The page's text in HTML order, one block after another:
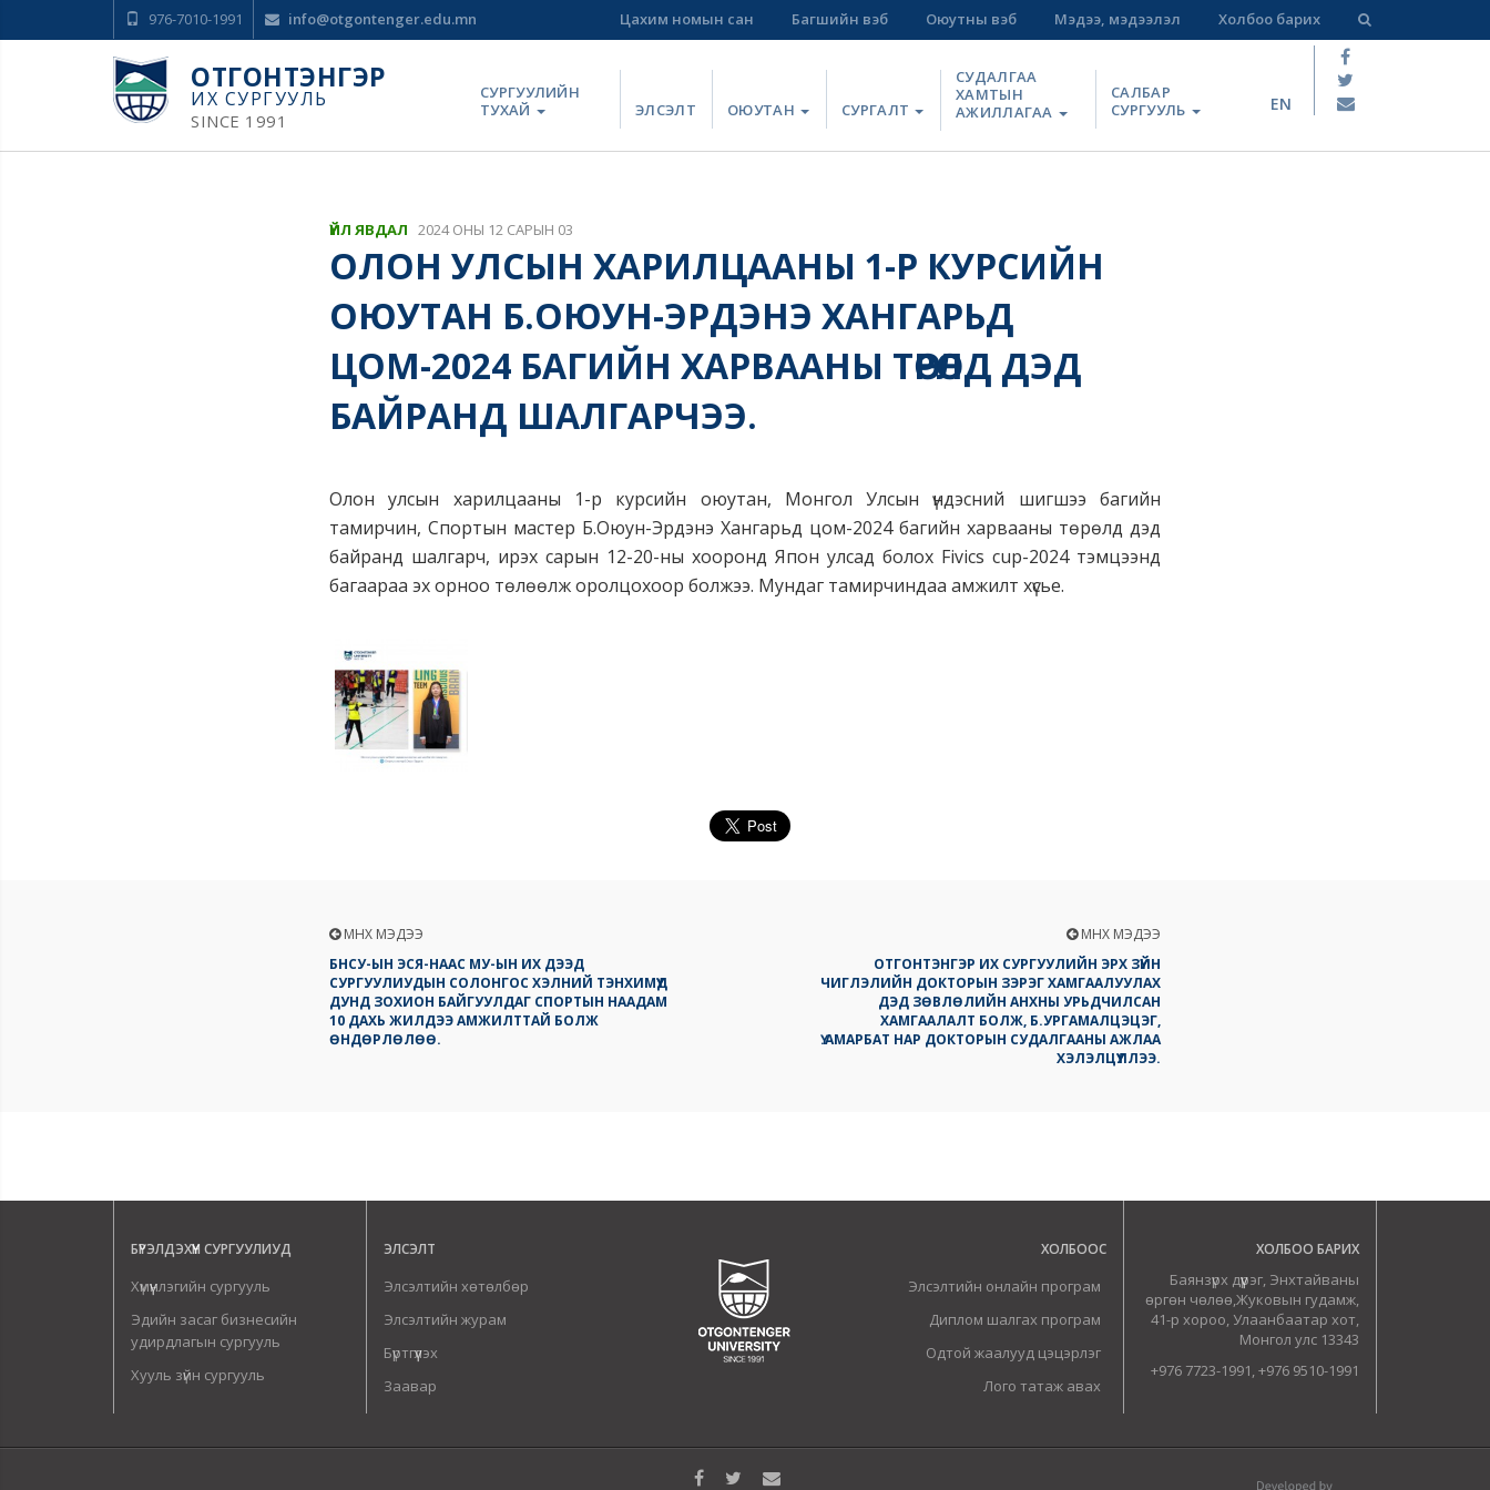
976-7010-1991 info@otgontenger.edu.mn Цахим номын сан Багшийн вэб Оюутны вэб Мэдээ, мэдээлэл Холбоо барих
ОТГОНТЭНГЭР
ИХ СУРГУУЛЬ
SINCE 1991
СУРГУУЛИЙН
ТУХАЙ
ЭЛСЭЛТ ОЮУТАН СУРГАЛТ
СУДАЛГАА
ХАМТЫН
АЖИЛЛАГАА
САЛБАР
СУРГУУЛЬ
EN
ҮЙЛ ЯВДАЛ 2024 ОНЫ 12 САРЫН 03
ОЛОН УЛСЫН ХАРИЛЦААНЫ 1-Р КУРСИЙН
ОЮУТАН Б.ОЮУН-ЭРДЭНЭ ХАНГАРЬД
ЦОМ-2024 БАГИЙН ХАРВААНЫ ТӨРӨЛД ДЭД
БАЙРАНД ШАЛГАРЧЭЭ.
Олон улсын харилцааны 1-р курсийн оюутан, Монгол Улсын үндэсний шигшээ багийн
тамирчин, Спортын мастер Б.Оюун-Эрдэнэ Хангарьд цом-2024 багийн харвааны төрөлд дэд
байранд шалгарч, ирэх сарын 12-20-ны хооронд Япон улсад болох Fivics cup-2024 тэмцээнд
багаараа эх орноо төлөөлж оролцохоор болжээ. Мундаг тамирчиндаа амжилт хүсье.
ӨМНӨХ МЭДЭЭ
БНСУ-ЫН ЭСЯ-НААС МУ-ЫН ИХ ДЭЭД
СУРГУУЛИУДЫН СОЛОНГОС ХЭЛНИЙ ТЭНХИМҮҮД
ДУНД ЗОХИОН БАЙГУУЛДАГ СПОРТЫН НААДАМ
10 ДАХЬ ЖИЛДЭЭ АМЖИЛТТАЙ БОЛЖ
ӨНДӨРЛӨЛӨӨ.
ӨМНӨХ МЭДЭЭ
ОТГОНТЭНГЭР ИХ СУРГУУЛИЙН ЭРХ ЗҮЙН
ЧИГЛЭЛИЙН ДОКТОРЫН ЗЭРЭГ ХАМГААЛУУЛАХ
ДЭД ЗӨВЛӨЛИЙН АНХНЫ УРЬДЧИЛСАН
ХАМГААЛАЛТ БОЛЖ, Б.УРГАМАЛЦЭЦЭГ,
Ү.АМАРБАТ НАР ДОКТОРЫН СУДАЛГААНЫ АЖЛАА
ХЭЛЭЛЦҮҮЛЛЭЭ.
БҮРЭЛДЭХҮҮН СУРГУУЛИУД
Хүмүүнлэгийн сургууль
Эдийн засаг бизнесийн
удирдлагын сургууль
Хууль зүйн сургууль
ЭЛСЭЛТ
Элсэлтийн хөтөлбөр
Элсэлтийн журам
Бүртгүүлэх
Заавар
ХОЛБООС
Элсэлтийн онлайн програм
Диплом шалгах програм
Одтой жаалууд цэцэрлэг
Лого татаж авах
ХОЛБОО БАРИХ
Баянзүрх дүүрэг, Энхтайваны
өргөн чөлөө,Жуковын гудамж,
41-р хороо, Улаанбаатар хот,
Монгол улс 13343
+976 7723-1991, +976 9510-1991